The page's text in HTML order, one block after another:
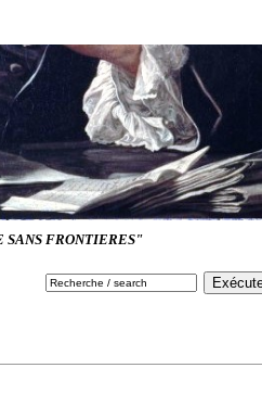
FRONTIERES"